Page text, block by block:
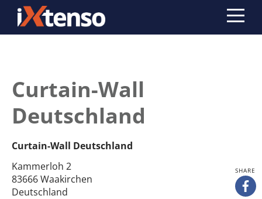
Curtain-Wall
Deutschland
Curtain-Wall Deutschland
Kammerloh 2
83666 Waakirchen
Deutschland